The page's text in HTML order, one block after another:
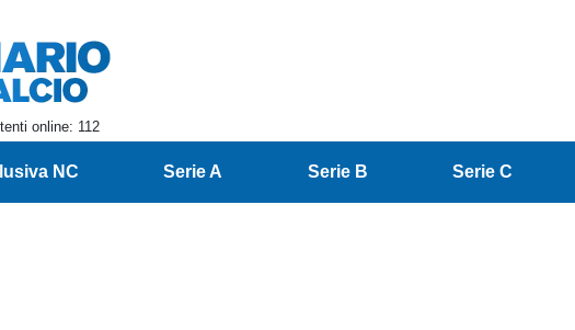
online: 112
NC Serie A Serie B Serie C